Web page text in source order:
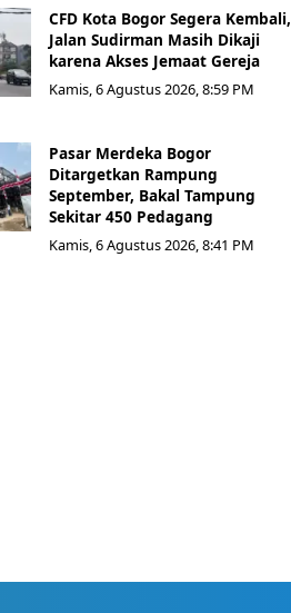
CFD Kota Bogor Segera Kembali,
Jalan Sudirman Masih Dikaji
karena Akses Jemaat Gereja
Kamis, 6 Agustus 2026, 8:59 PM
Pasar Merdeka Bogor
Ditargetkan Rampung
September, Bakal Tampung
Sekitar 450 Pedagang
Kamis, 6 Agustus 2026, 8:41 PM